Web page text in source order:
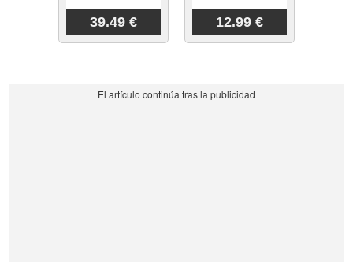
39.49 € 12.99 €